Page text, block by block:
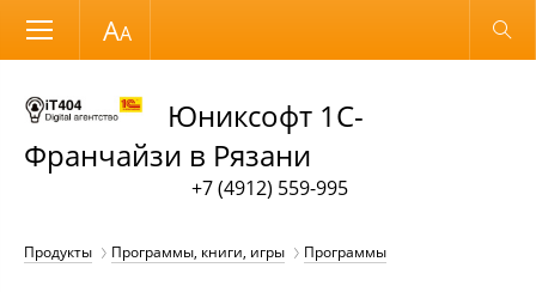
Размер шрифта Обычная версия
Юниксофт 1С-
Франчайзи в Рязани
+7 (4912) 559-995
Продукты Программы, книги, игры Программы